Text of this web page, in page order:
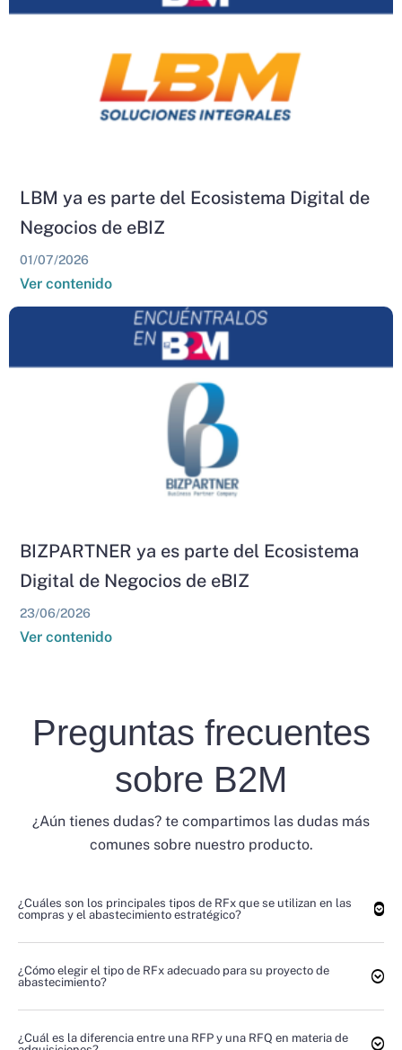
LBM ya es parte del Ecosistema Digital de
Negocios de eBIZ
01/07/2026
Ver contenido
BIZPARTNER ya es parte del Ecosistema
Digital de Negocios de eBIZ
23/06/2026
Ver contenido
Preguntas frecuentes
sobre B2M
¿Aún tienes dudas? te compartimos las dudas más
comunes sobre nuestro producto.
¿Cuáles son los principales tipos de RFx que se utilizan en las
compras y el abastecimiento estratégico?
¿Cómo elegir el tipo de RFx adecuado para su proyecto de
abastecimiento?
¿Cuál es la diferencia entre una RFP y una RFQ en materia de